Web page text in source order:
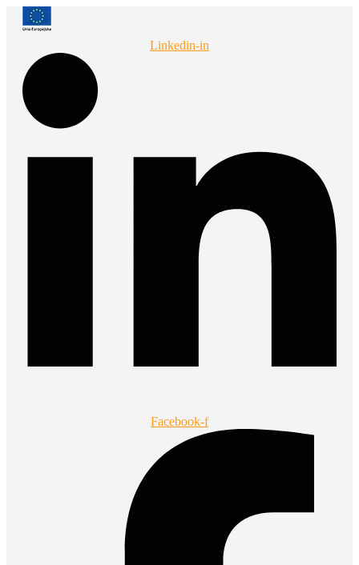
Przejdź
Linkedin-in
Facebook-f